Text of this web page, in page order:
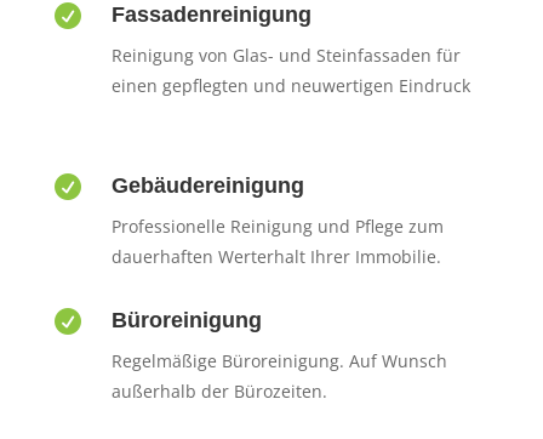
 Fassadenreinigung
Reinigung von Glas- und Steinfassaden für
einen gepflegten und neuwertigen Eindruck
 Gebäudereinigung
Professionelle Reinigung und Pflege zum
dauerhaften Werterhalt Ihrer Immobilie.
 Büroreinigung
Regelmäßige Büroreinigung. Auf Wunsch
außerhalb der Bürozeiten.